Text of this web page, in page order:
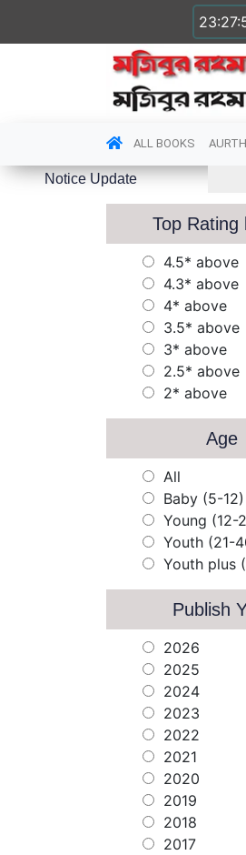
ALL BOOKS
Notice Update
Top Rating
4.5* above
4.3* above
4* above
3.5* above
3* above
2.5* above
2* above
Age
All
Baby (5-12)
Young (12-
Youth (21-
Youth plus
Publish
2026
2025
2024
2023
2022
2021
2020
2019
2018
2017